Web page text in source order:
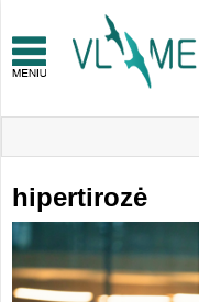
hipertirozė